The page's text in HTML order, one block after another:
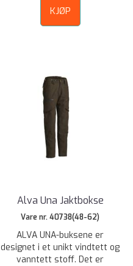
KJØP
Alva Una Jaktbokse
Vare nr. 40738(48-62)
ALVA UNA-buksene er
designet i et unikt vindtett og
vanntett stoff. Det er